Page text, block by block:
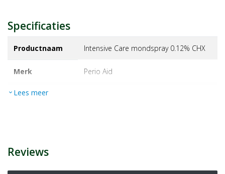
Specificaties
Productnaam Intensive Care mondspray 0.12% CHX
Merk perio aid
EAN
expand_more Lees meer
Reviews